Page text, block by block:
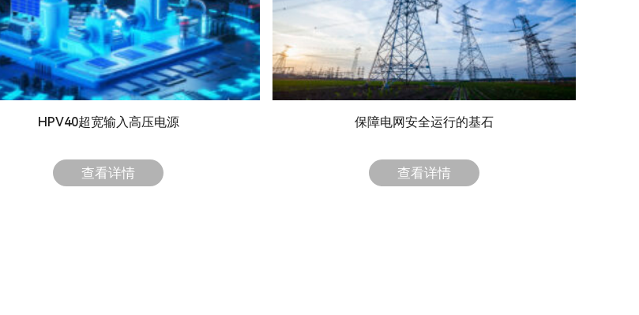
HPV40超宽输入高压电源
查看详情
保障电网安全运行的基石
查看详情